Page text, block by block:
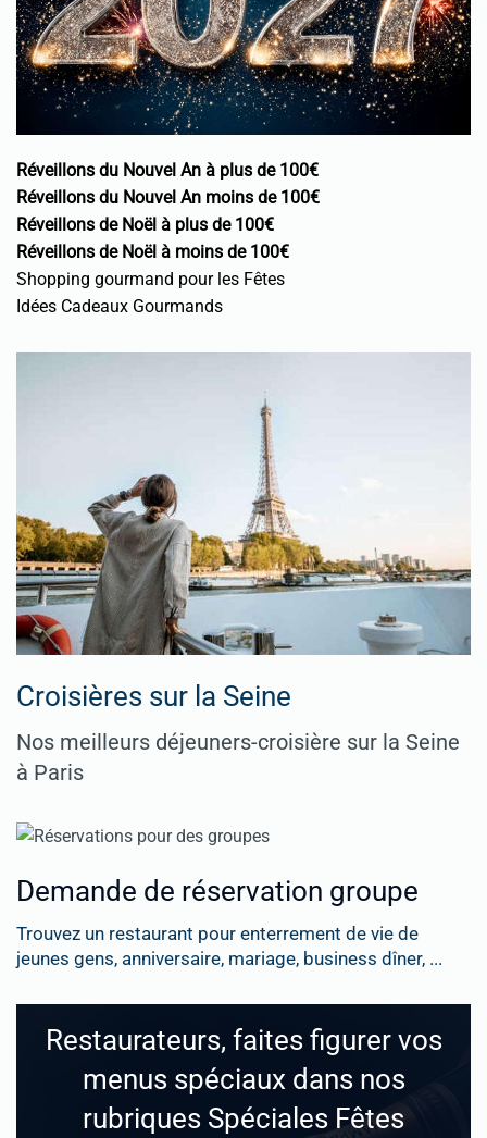
Réveillons du Nouvel An à plus de 100€
Réveillons du Nouvel An moins de 100€
Réveillons de Noël à plus de 100€
Réveillons de Noël à moins de 100€
Shopping gourmand pour les Fêtes
Idées Cadeaux Gourmands
Croisières sur la Seine
Nos meilleurs déjeuners-croisière sur la Seine
à Paris
Demande de réservation groupe
Trouvez un restaurant pour enterrement de vie de
jeunes gens, anniversaire, mariage, business dîner, ...
Restaurateurs, faites figurer vos
menus spéciaux dans nos
rubriques Spéciales Fêtes